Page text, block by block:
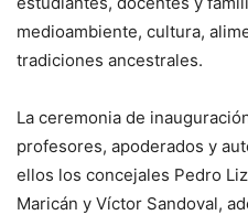
medioambiente, cultura,
tradiciones ancestrales.
La ceremonia de
profesores, apoderados y
ellos los concejales Pedro
Maricán y Víctor Sandoval,